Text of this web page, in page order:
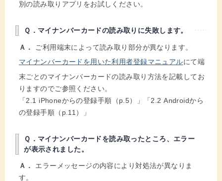
別の読み取りアプリをお試しください。
Ｑ．マイナンバーカードの読み取りに失敗します。
Ａ．
ご利用端末によって読み取り部分が異なります。
マイナンバーカードを用いた利用者登録マニュアルにて端
末ごとのマイナンバーカードの読み取り方法を記載してお
りますのでご参照ください。
「2.1 iPhoneからの登録手順（p.5）」「2.2 Androidから
の登録手順（p.11）」
Ｑ．マイナンバーカードを読み取ったところ、エラー
が表示されました。
Ａ．
エラーメッセージの内容により対処法が異なりま
す。